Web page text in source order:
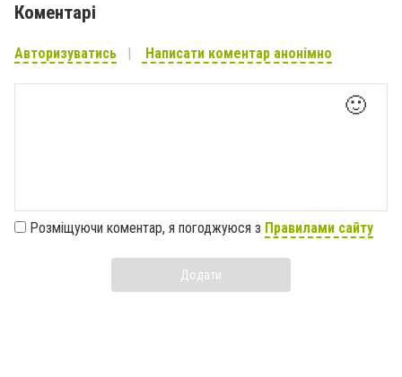
Коментарі
Авторизуватись Написати коментар анонімно
🙂
Розміщуючи коментар, я погоджуюся з Правилами сайту
Додати